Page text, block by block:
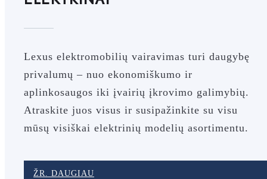
Lexus elektromobilių vairavimas turi daugybę
privalumų – nuo ekonomiškumo ir
aplinkosaugos iki įvairių įkrovimo galimybių.
Atraskite juos visus ir susipažinkite su visu
mūsų visiškai elektrinių modelių asortimentu.
ŽR. DAUGIAU